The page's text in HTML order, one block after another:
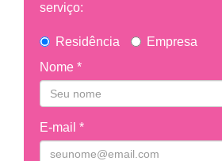
serviço:
Residência
Empresa
Nome *
E-mail *